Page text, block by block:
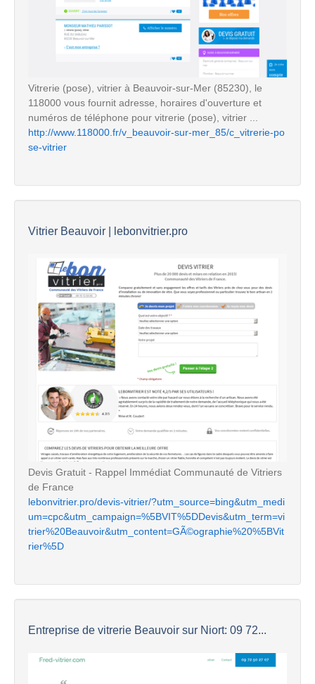
Vitrerie (pose), vitrier à Beauvoir-sur-Mer (85230), le
118000 vous fournit adresse, horaires d'ouverture et
numéros de téléphone pour vitrerie (pose), vitrier ...
http://www.118000.fr/v_beauvoir-sur-mer_85/c_vitrerie-po
se-vitrier
Vitrier Beauvoir | lebonvitrier.pro
Devis Gratuit - Rappel Immédiat Communauté de Vitriers
de France
lebonvitrier.pro/devis-vitrier/?utm_source=bing&utm_medi
um=cpc&utm_campaign=%5BVIT%5DDevis&utm_term=vi
trier%20Beauvoir&utm_content=GÃ©ographie%20%5BVit
rier%5D
Entreprise de vitrerie Beauvoir sur Niort: 09 72...